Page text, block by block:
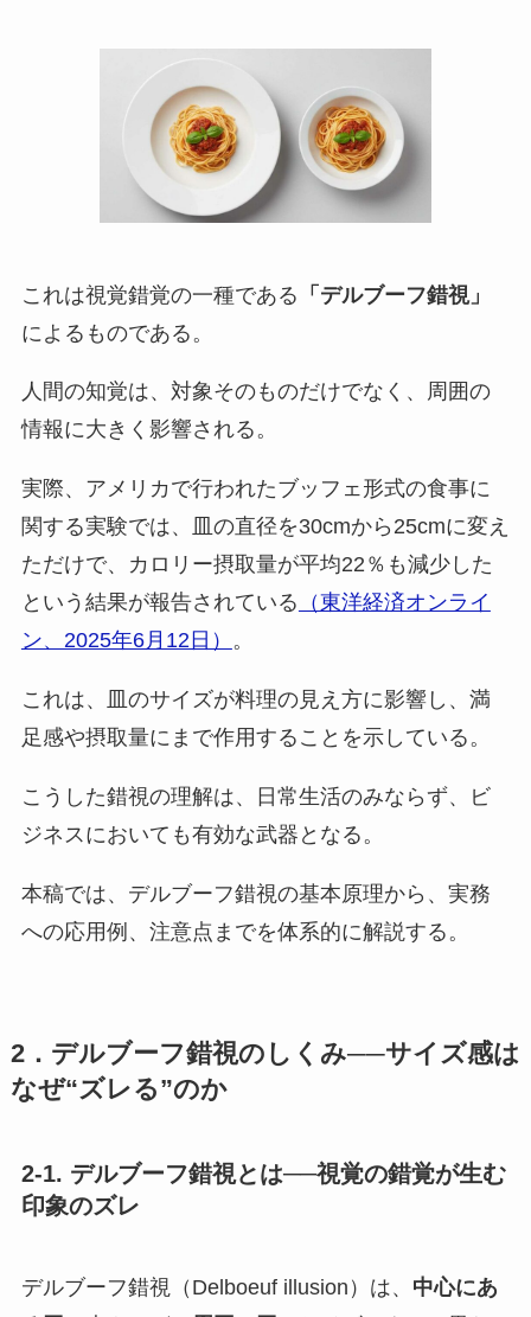
これは視覚錯覚の一種である 「デルブーフ錯視」
によるものである。
人間の知覚は、対象そのものだけでなく、周囲の
情報に大きく影響される。
実際、アメリカで行われたブッフェ形式の食事に
関する実験では、皿の直径を30cmから25cmに変え
ただけで、カロリー摂取量が平均22％も減少した
という結果が報告されている （東洋経済オンライ
ン、2025年6月12日） 。
これは、皿のサイズが料理の見え方に影響し、満
足感や摂取量にまで作用することを示している。
こうした錯視の理解は、日常生活のみならず、ビ
ジネスにおいても有効な武器となる。
本稿では、デルブーフ錯視の基本原理から、実務
への応用例、注意点までを体系的に解説する。
2．デルブーフ錯視のしくみ──サイズ感は
なぜ“ズレる”のか
2-1. デルブーフ錯視とは──視覚の錯覚が生む
印象のズレ
デルブーフ錯視（Delboeuf illusion）は、 中心にあ